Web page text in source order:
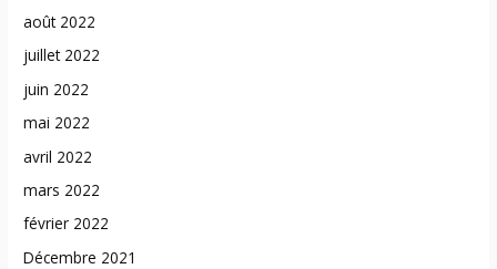
août 2022
juillet 2022
juin 2022
mai 2022
avril 2022
mars 2022
février 2022
Décembre 2021